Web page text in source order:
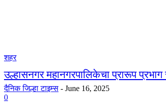
शहर
उल्हासनगर महानगरपालिकेचा प्रारूप
दैनिक जिल्हा टाइम्स - June 16, 2025
0